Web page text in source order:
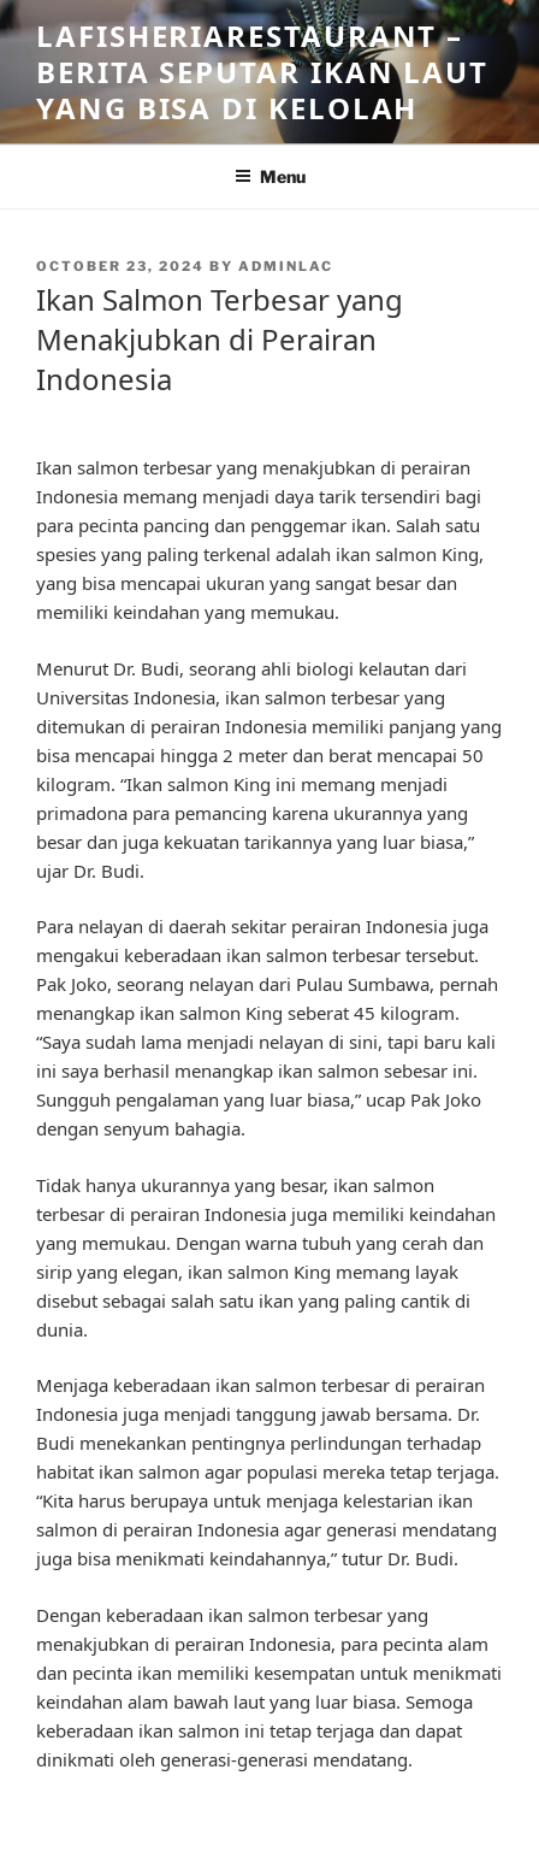
Skip
to
content
LAFISHERIARESTAURANT –
BERITA SEPUTAR IKAN LAUT
YANG BISA DI KELOLAH
Menu
POSTED
ON
OCTOBER 23, 2024 BY ADMINLAC
Ikan Salmon Terbesar yang
Menakjubkan di Perairan
Indonesia
Ikan salmon terbesar yang menakjubkan di perairan
Indonesia memang menjadi daya tarik tersendiri bagi
para pecinta pancing dan penggemar ikan. Salah satu
spesies yang paling terkenal adalah ikan salmon King,
yang bisa mencapai ukuran yang sangat besar dan
memiliki keindahan yang memukau.
Menurut Dr. Budi, seorang ahli biologi kelautan dari
Universitas Indonesia, ikan salmon terbesar yang
ditemukan di perairan Indonesia memiliki panjang yang
bisa mencapai hingga 2 meter dan berat mencapai 50
kilogram. “Ikan salmon King ini memang menjadi
primadona para pemancing karena ukurannya yang
besar dan juga kekuatan tarikannya yang luar biasa,”
ujar Dr. Budi.
Para nelayan di daerah sekitar perairan Indonesia juga
mengakui keberadaan ikan salmon terbesar tersebut.
Pak Joko, seorang nelayan dari Pulau Sumbawa, pernah
menangkap ikan salmon King seberat 45 kilogram.
“Saya sudah lama menjadi nelayan di sini, tapi baru kali
ini saya berhasil menangkap ikan salmon sebesar ini.
Sungguh pengalaman yang luar biasa,” ucap Pak Joko
dengan senyum bahagia.
Tidak hanya ukurannya yang besar, ikan salmon
terbesar di perairan Indonesia juga memiliki keindahan
yang memukau. Dengan warna tubuh yang cerah dan
sirip yang elegan, ikan salmon King memang layak
disebut sebagai salah satu ikan yang paling cantik di
dunia.
Menjaga keberadaan ikan salmon terbesar di perairan
Indonesia juga menjadi tanggung jawab bersama. Dr.
Budi menekankan pentingnya perlindungan terhadap
habitat ikan salmon agar populasi mereka tetap terjaga.
“Kita harus berupaya untuk menjaga kelestarian ikan
salmon di perairan Indonesia agar generasi mendatang
juga bisa menikmati keindahannya,” tutur Dr. Budi.
Dengan keberadaan ikan salmon terbesar yang
menakjubkan di perairan Indonesia, para pecinta alam
dan pecinta ikan memiliki kesempatan untuk menikmati
keindahan alam bawah laut yang luar biasa. Semoga
keberadaan ikan salmon ini tetap terjaga dan dapat
dinikmati oleh generasi-generasi mendatang.